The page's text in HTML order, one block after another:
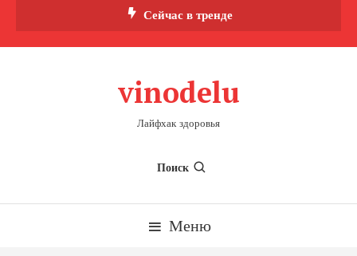
Сейчас в тренде
vinodelu
Лайфхак здоровья
Поиск
Меню